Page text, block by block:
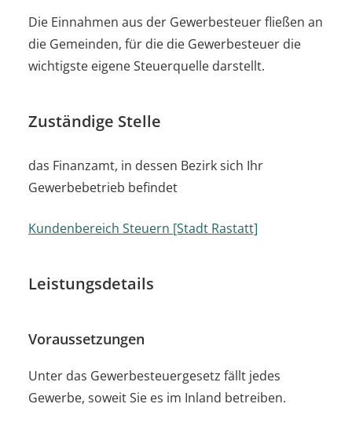
Die Einnahmen aus der Gewerbesteuer fließen an
die Gemeinden, für die die Gewerbesteuer die
wichtigste eigene Steuerquelle darstellt.
Zuständige Stelle
das Finanzamt, in dessen Bezirk sich Ihr
Gewerbebetrieb befindet
Kundenbereich Steuern [Stadt Rastatt]
Leistungsdetails
Voraussetzungen
Unter das Gewerbesteuergesetz fällt jedes
Gewerbe, soweit Sie es im Inland betreiben.